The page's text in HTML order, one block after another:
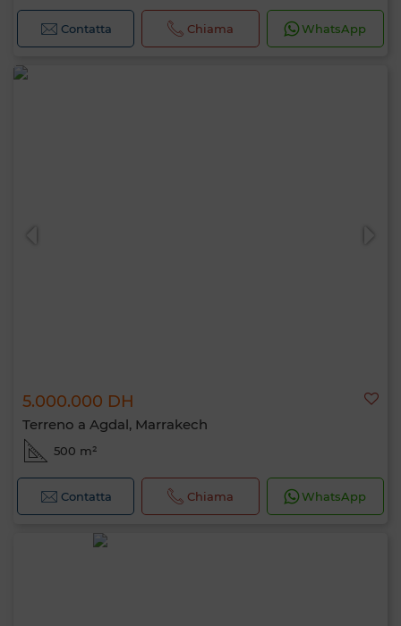
Contatta Chiama WhatsApp
5.000.000 DH
Terreno a Agdal, Marrakech
500 m²
Contatta Chiama WhatsApp